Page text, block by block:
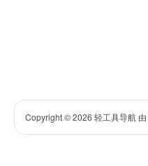
Copyright © 2026 轻工具导航 由